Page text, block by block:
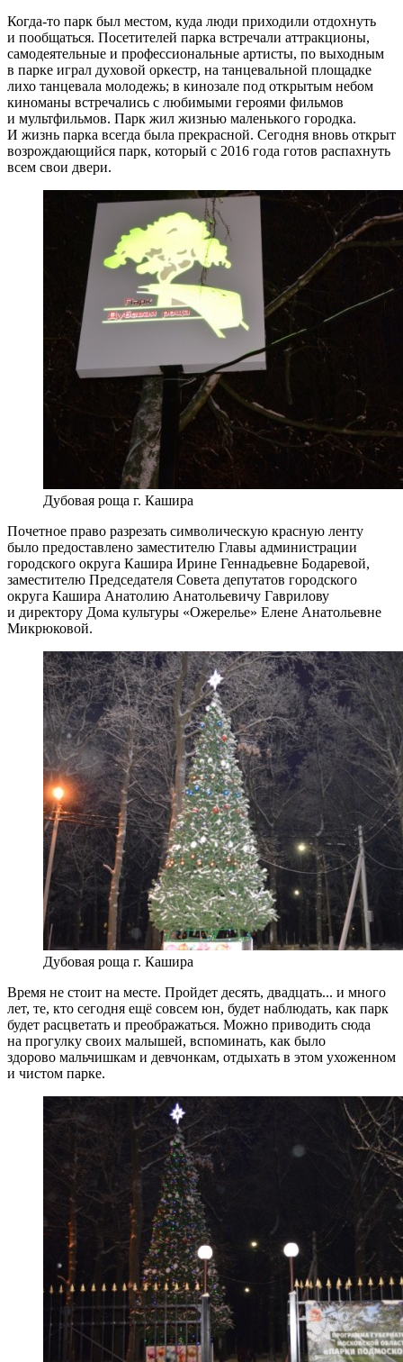
Когда-то парк был местом, куда люди приходили отдохнуть
и пообщаться. Посетителей парка встречали аттракционы,
самодеятельные и профессиональные артисты, по выходным
в парке играл духовой оркестр, на танцевальной площадке
лихо танцевала молодежь; в кинозале под открытым небом
киноманы встречались с любимыми героями фильмов
и мультфильмов. Парк жил жизнью маленького городка.
И жизнь парка всегда была прекрасной. Сегодня вновь открыт
возрождающийся парк, который с 2016 года готов распахнуть
всем свои двери.
Дубовая роща г. Кашира
Почетное право разрезать символическую красную ленту
было предоставлено заместителю Главы администрации
городского округа Кашира Ирине Геннадьевне Бодаревой,
заместителю Председателя Совета депутатов городского
округа Кашира Анатолию Анатольевичу Гаврилову
и директору Дома культуры «Ожерелье» Елене Анатольевне
Микрюковой.
Дубовая роща г. Кашира
Время не стоит на месте. Пройдет десять, двадцать... и много
лет, те, кто сегодня ещё совсем юн, будет наблюдать, как парк
будет расцветать и преображаться. Можно приводить сюда
на прогулку своих малышей, вспоминать, как было
здорово мальчишкам и девчонкам, отдыхать в этом ухоженном
и чистом парке.